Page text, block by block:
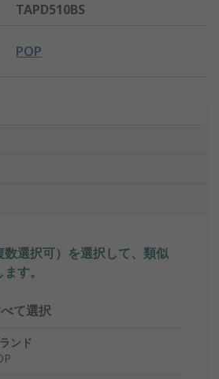
TAPD510BS
POP
数選択可）を選択して、類似
す。
て選択
ンド